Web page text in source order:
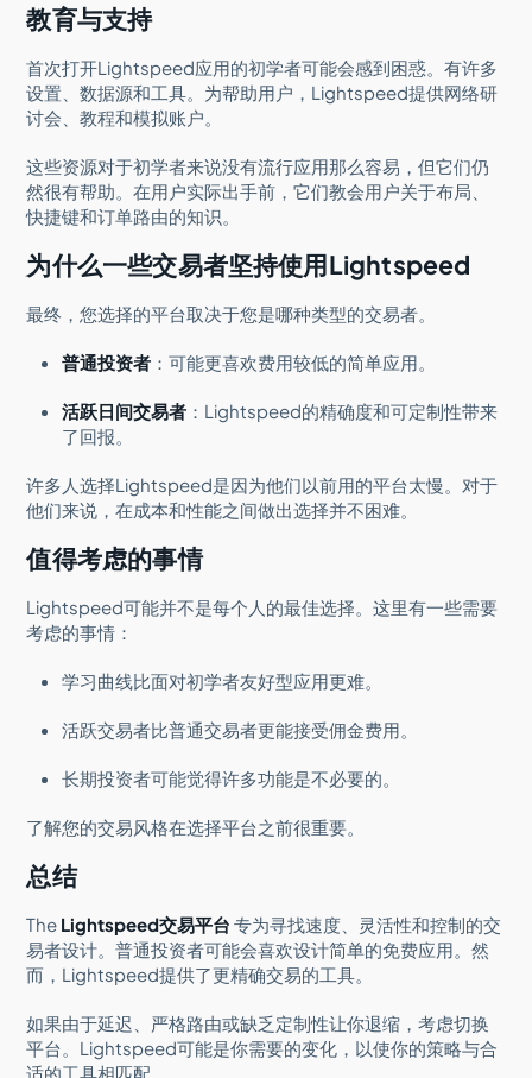
教育与支持
首次打开Lightspeed应用的初学者可能会感到困惑。有许多
设置、数据源和工具。为帮助用户，Lightspeed提供网络研
讨会、教程和模拟账户。
这些资源对于初学者来说没有流行应用那么容易，但它们仍
然很有帮助。在用户实际出手前，它们教会用户关于布局、
快捷键和订单路由的知识。
为什么一些交易者坚持使用Lightspeed
最终，您选择的平台取决于您是哪种类型的交易者。
普通投资者 ：可能更喜欢费用较低的简单应用。
活跃日间交易者 ：Lightspeed的精确度和可定制性带来
了回报。
许多人选择Lightspeed是因为他们以前用的平台太慢。对于
他们来说，在成本和性能之间做出选择并不困难。
值得考虑的事情
Lightspeed可能并不是每个人的最佳选择。这里有一些需要
考虑的事情：
学习曲线比面对初学者友好型应用更难。
活跃交易者比普通交易者更能接受佣金费用。
长期投资者可能觉得许多功能是不必要的。
了解您的交易风格在选择平台之前很重要。
总结
The Lightspeed交易平台 专为寻找速度、灵活性和控制的交
易者设计。普通投资者可能会喜欢设计简单的免费应用。然
而，Lightspeed提供了更精确交易的工具。
如果由于延迟、严格路由或缺乏定制性让你退缩，考虑切换
平台。Lightspeed可能是你需要的变化，以使你的策略与合
适的工具相匹配。